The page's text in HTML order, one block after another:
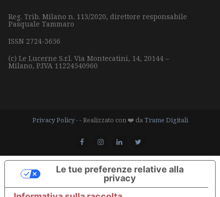
Reg. Trib. Milano n. 113/2020, direttore responsabile
Pasquale Tammaro
ISSN 2724-3656
(c) Le Lucerne S.r.l. Via Montecatini, 14, 20144 –
Milano, P.IVA 11224540960
Privacy Policy- - Realizzato con ❤️ daTrame Digitali
Le tue preferenze relative alla
privacy